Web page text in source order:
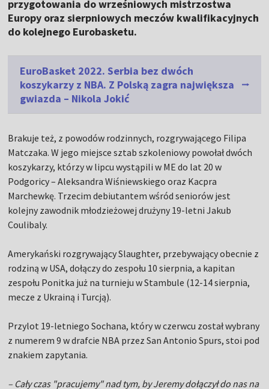
przygotowania do wrześniowych mistrzostwa
Europy oraz sierpniowych meczów kwalifikacyjnych
do kolejnego Eurobasketu.
EuroBasket 2022. Serbia bez dwóch
koszykarzy z NBA. Z Polską zagra największa
gwiazda – Nikola Jokić
Brakuje też, z powodów rodzinnych, rozgrywającego Filipa
Matczaka. W jego miejsce sztab szkoleniowy powołał dwóch
koszykarzy, którzy w lipcu wystąpili w ME do lat 20 w
Podgoricy – Aleksandra Wiśniewskiego oraz Kacpra
Marchewkę. Trzecim debiutantem wśród seniorów jest
kolejny zawodnik młodzieżowej drużyny 19-letni Jakub
Coulibaly.
Amerykański rozgrywający Slaughter, przebywający obecnie z
rodziną w USA, dołączy do zespołu 10 sierpnia, a kapitan
zespołu Ponitka już na turnieju w Stambule (12-14 sierpnia,
mecze z Ukrainą i Turcją).
Przylot 19-letniego Sochana, który w czerwcu został wybrany
z numerem 9 w drafcie NBA przez San Antonio Spurs, stoi pod
znakiem zapytania.
– Cały czas "pracujemy" nad tym, by Jeremy dołączył do nas na